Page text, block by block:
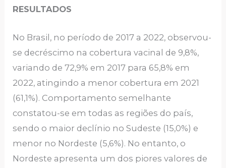
RESULTADOS
No Brasil, no período de 2017 a 2022, observou-
se decréscimo na cobertura vacinal de 9,8%,
variando de 72,9% em 2017 para 65,8% em
2022, atingindo a menor cobertura em 2021
(61,1%). Comportamento semelhante
constatou-se em todas as regiões do país,
sendo o maior declínio no Sudeste (15,0%) e
menor no Nordeste (5,6%). No entanto, o
Nordeste apresenta um dos piores valores de